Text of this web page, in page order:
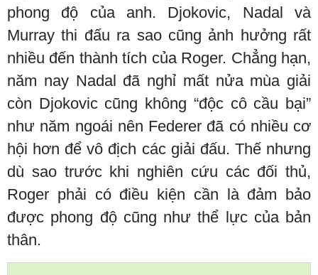
phong độ của anh. Djokovic, Nadal và
Murray thi đấu ra sao cũng ảnh hưởng rất
nhiều đến thành tích của Roger. Chẳng hạn,
năm nay Nadal đã nghỉ mất nửa mùa giải
còn Djokovic cũng không “độc cô cầu bại”
như năm ngoái nên Federer đã có nhiều cơ
hội hơn để vô địch các giải đấu. Thế nhưng
dù sao trước khi nghiên cứu các đối thủ,
Roger phải có điều kiện cần là đảm bảo
được phong độ cũng như thể lực của bản
thân.